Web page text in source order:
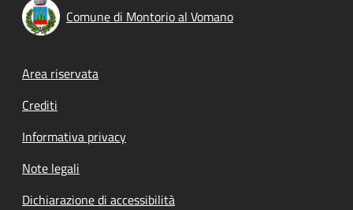
Comune di Montorio al Vomano
Footer menu
Area riservata
Crediti
Informativa privacy
Note legali
Dichiarazione di accessibilità